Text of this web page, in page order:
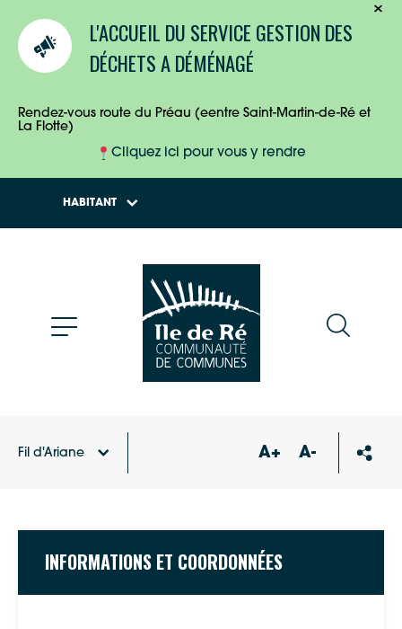
L'ACCUEIL DU SERVICE GESTION DES
DÉCHETS A DÉMÉNAGÉ
Rendez-vous route du Préau (eentre Saint-Martin-de-Ré et
La Flotte)
Cliquez ici pour vous y rendre
HABITANT
ENTREPRISES
Fil d'Ariane A+ A-
INFORMATIONS ET COORDONNÉES